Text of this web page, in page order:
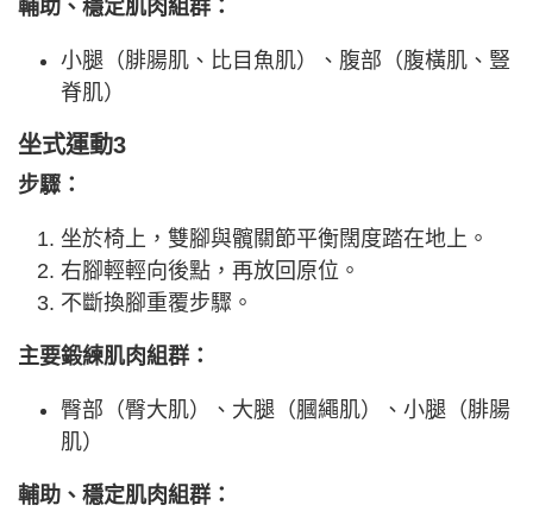
輔助、穩定肌肉組群：
小腿（腓腸肌、比目魚肌）、腹部（腹橫肌、豎
脊肌）
坐式運動3
步驟：
坐於椅上，雙腳與髖關節平衡闊度踏在地上。
右腳輕輕向後點，再放回原位。
不斷換腳重覆步驟。
主要鍛練肌肉組群：
臀部（臀大肌）、大腿（膕繩肌）、小腿（腓腸
肌）
輔助、穩定肌肉組群：